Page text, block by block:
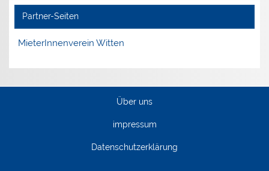
Partner-Seiten
MieterInnenverein Witten
Über uns
impressum
Datenschutzerklärung